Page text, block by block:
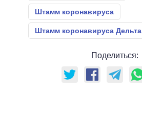
Штамм коронавируса
Штамм коронавируса Дельта
Поделиться: